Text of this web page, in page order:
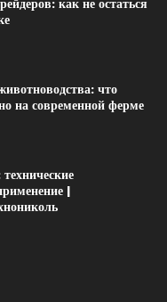
как не остаться
что
на современной ферме
|